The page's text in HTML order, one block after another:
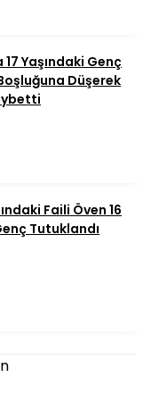
Yaşındaki Genç
Düşerek
Faili Öven 16
Tutuklandı